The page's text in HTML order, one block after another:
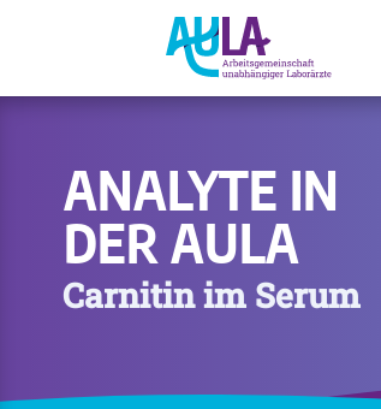
ANALYTE IN
DER AULA
Carnitin im Serum